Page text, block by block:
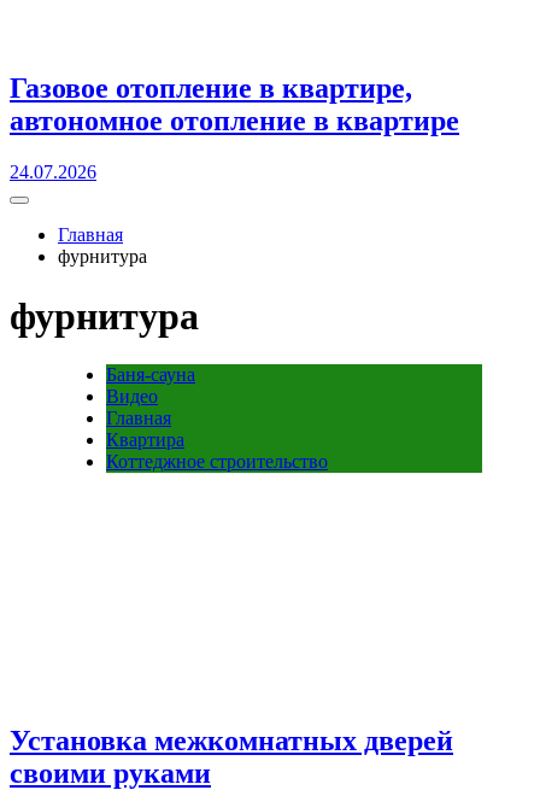
Газовое отопление в квартире,
автономное отопление в квартире
24.07.2026
Главная
фурнитура
фурнитура
Баня-сауна
Видео
Главная
Квартира
Коттеджное строительство
Установка межкомнатных дверей
своими руками